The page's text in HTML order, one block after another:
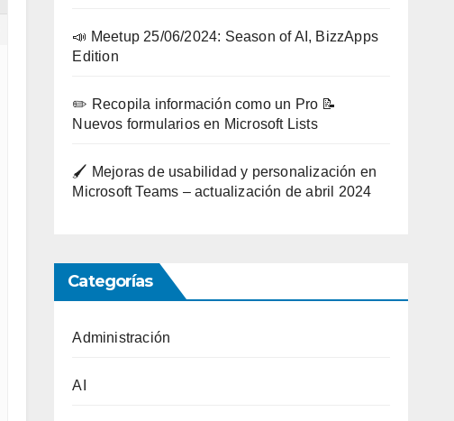
📣 Meetup 25/06/2024: Season of AI, BizzApps
Edition
✏️ Recopila información como un Pro 📝
Nuevos formularios en Microsoft Lists
🖌️ Mejoras de usabilidad y personalización en
Microsoft Teams – actualización de abril 2024
Categorías
Administración
AI